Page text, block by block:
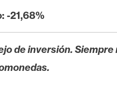
-21,68%
de inversión.